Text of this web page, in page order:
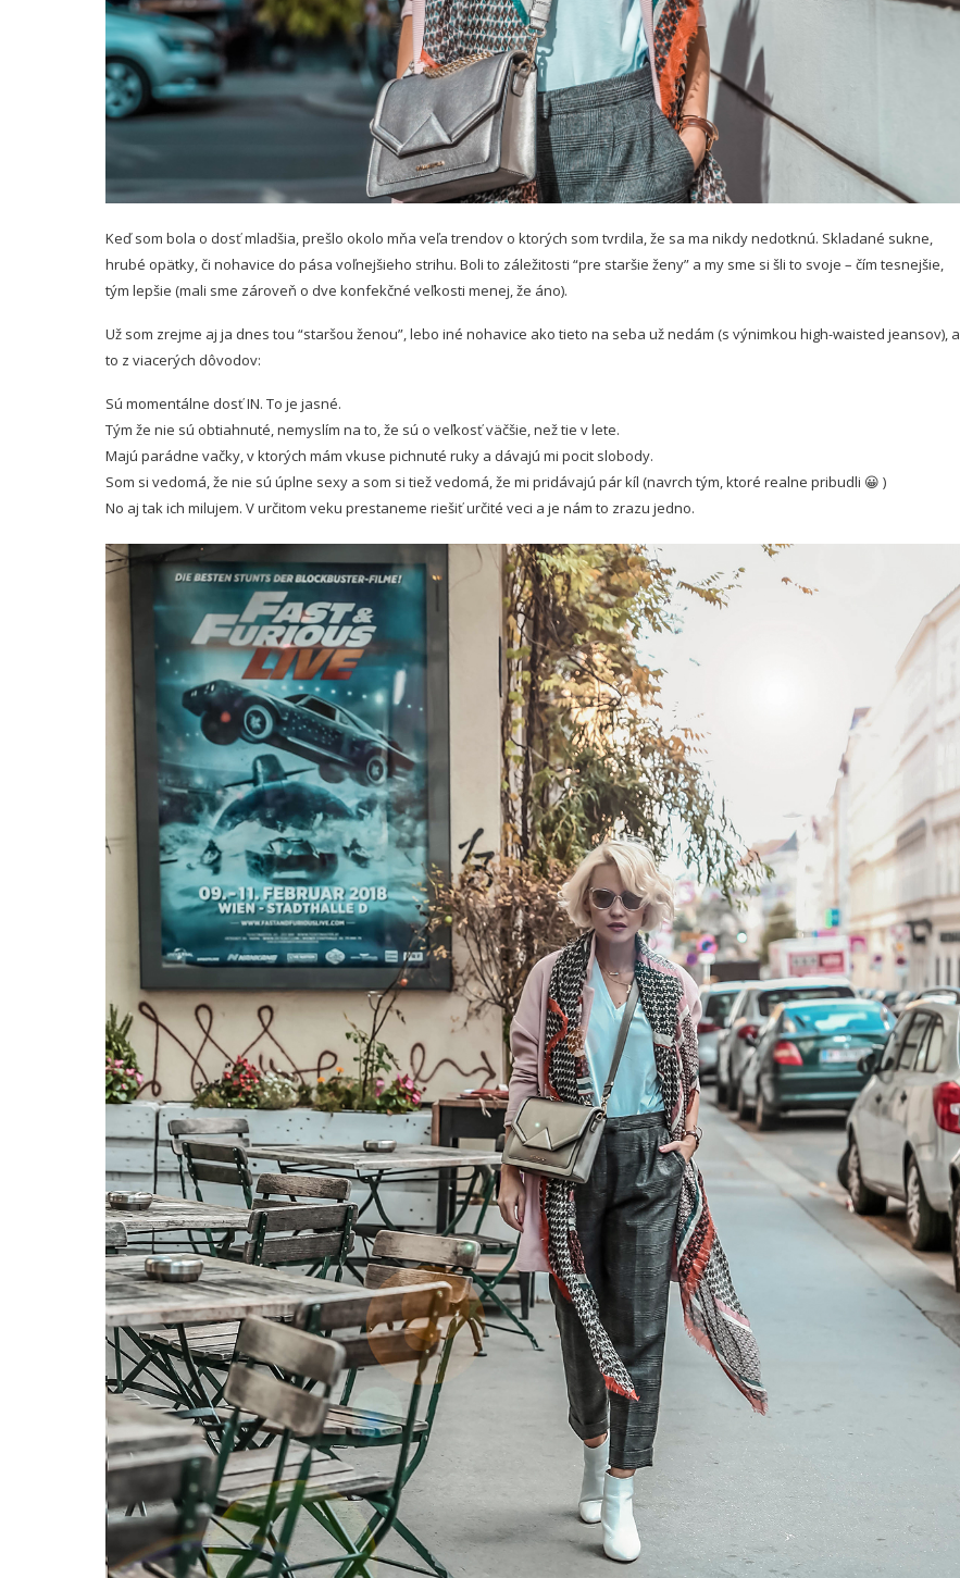
Keď som bola o dosť mladšia, prešlo okolo mňa veľa trendov o ktorých som tvrdila, že sa ma nikdy nedotknú. Skladané sukne,
hrubé opätky, či nohavice do pása voľnejšieho strihu. Boli to záležitosti “pre staršie ženy” a my sme si šli to svoje – čím tesnejšie,
tým lepšie (mali sme zároveň o dve konfekčné veľkosti menej, že áno).
Už som zrejme aj ja dnes tou “staršou ženou”, lebo iné nohavice ako tieto na seba už nedám (s výnimkou high-waisted jeansov), a
to z viacerých dôvodov:
Sú momentálne dosť IN. To je jasné.
Tým že nie sú obtiahnuté, nemyslím na to, že sú o veľkosť väčšie, než tie v lete.
Majú parádne vačky, v ktorých mám vkuse pichnuté ruky a dávajú mi pocit slobody.
Som si vedomá, že nie sú úplne sexy a som si tiež vedomá, že mi pridávajú pár kíl (navrch tým, ktoré realne pribudli 😀 )
No aj tak ich milujem. V určitom veku prestaneme riešiť určité veci a je nám to zrazu jedno.